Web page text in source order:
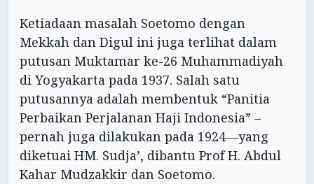
Ketiadaan masalah Soetomo dengan
Mekkah dan Digul ini juga terlihat dalam
putusan Muktamar ke-26 Muhammadiyah
di Yogyakarta pada 1937. Salah satu
putusannya adalah membentuk “Panitia
Perbaikan Perjalanan Haji Indonesia” –
pernah juga dilakukan pada 1924—yang
diketuai HM. Sudja’, dibantu Prof H. Abdul
Kahar Mudzakkir dan Soetomo.